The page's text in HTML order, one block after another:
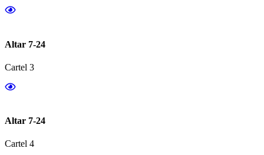
Altar 7-24
Cartel 3
Altar 7-24
Cartel 4